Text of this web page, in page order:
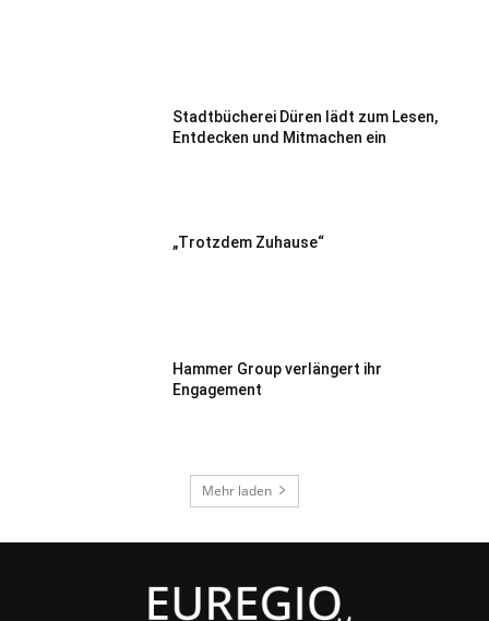
Stadtbücherei Düren lädt zum Lesen,
Entdecken und Mitmachen ein
„Trotzdem Zuhause“
Hammer Group verlängert ihr
Engagement
Mehr laden